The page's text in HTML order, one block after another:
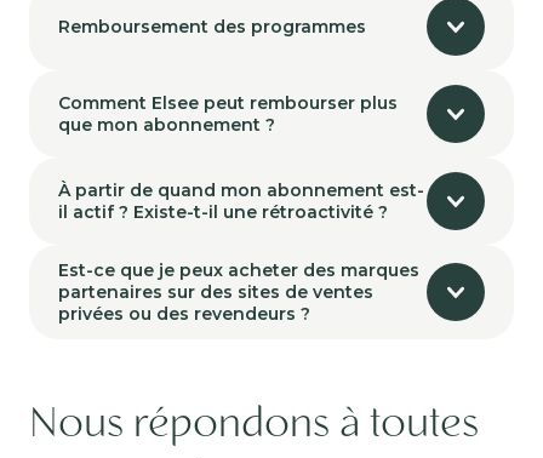
Remboursement des programmes
Comment Elsee peut rembourser plus
que mon abonnement ?
À partir de quand mon abonnement est-
il actif ? Existe-t-il une rétroactivité ?
Est-ce que je peux acheter des marques
partenaires sur des sites de ventes
privées ou des revendeurs ?
Nous répondons à toutes